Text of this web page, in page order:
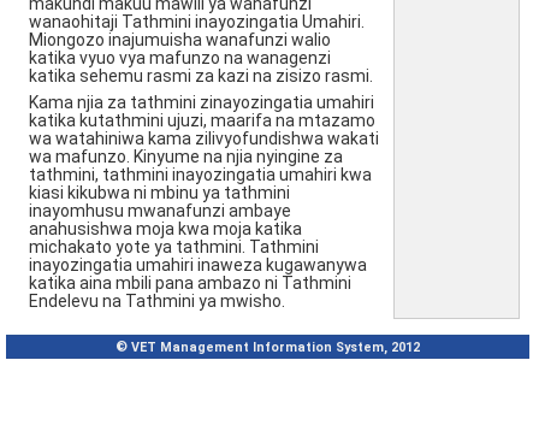
wanaohitaji Tathmini inayozingatia Umahiri.
Miongozo inajumuisha wanafunzi walio
katika vyuo vya mafunzo na wanagenzi
katika sehemu rasmi za kazi na zisizo rasmi.
Kama njia za tathmini zinayozingatia umahiri
katika kutathmini ujuzi, maarifa na mtazamo
wa watahiniwa kama zilivyofundishwa wakati
wa mafunzo. Kinyume na njia nyingine za
tathmini, tathmini inayozingatia umahiri kwa
kiasi kikubwa ni mbinu ya tathmini
inayomhusu mwanafunzi ambaye
anahusishwa moja kwa moja katika
michakato yote ya tathmini. Tathmini
inayozingatia umahiri inaweza kugawanywa
katika aina mbili pana ambazo ni Tathmini
Endelevu na Tathmini ya mwisho.
© VET Management Information System, 2012